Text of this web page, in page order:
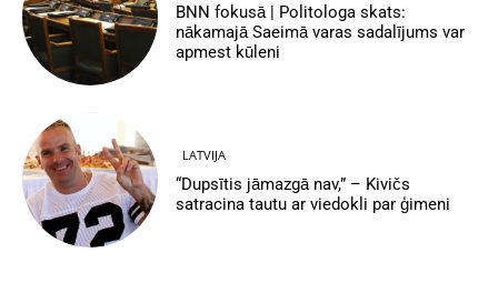
BNN fokusā | Politologa skats:
nākamajā Saeimā varas sadalījums var
apmest kūleni
LATVIJA
“Dupsītis jāmazgā nav,” – Kivičs
satracina tautu ar viedokli par ģimeni